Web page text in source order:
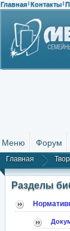
Главная | Контакты |
Меню Форум
Главная
Разделы